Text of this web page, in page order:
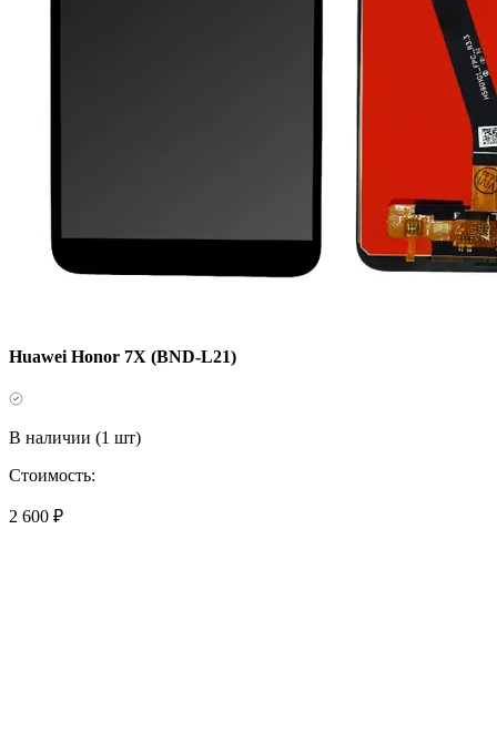
Huawei Honor 7X (BND-L21)
В наличии (1 шт)
Стоимость:
2 600 ₽